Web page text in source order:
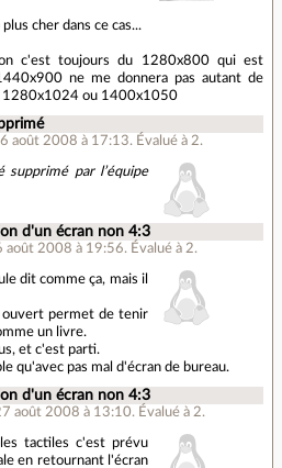
cher dans ce cas...
c'est toujours du 1280x800 qui est
ne me donnera pas autant de
1280x1024 ou 1400x1050
août 2008 à 17:13. Évalué à 2.
supprimé par l’équipe
d'un écran non 4:3
août 2008 à 19:56. Évalué à 2.
dit comme ça, mais il
ouvert permet de tenir
un livre.
et c'est parti.
qu'avec pas mal d'écran de bureau.
d'un écran non 4:3
août 2008 à 13:10. Évalué à 2.
tactiles c'est prévu
en retournant l'écran